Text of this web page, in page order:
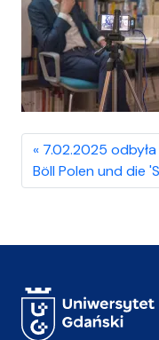
7.02.2025
Böll Polen und die